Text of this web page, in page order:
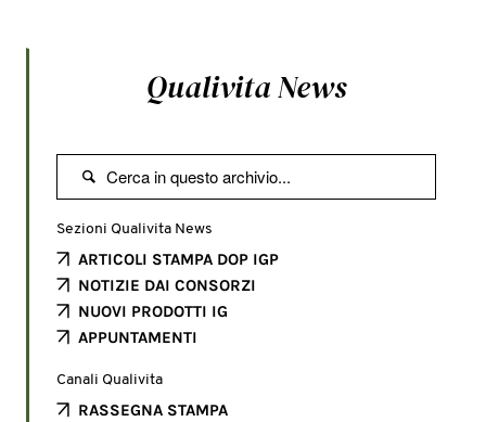
Qualivita News

Sezioni Qualivita News
ARTICOLI STAMPA DOP IGP
NOTIZIE DAI CONSORZI
NUOVI PRODOTTI IG
APPUNTAMENTI
Canali Qualivita
RASSEGNA STAMPA